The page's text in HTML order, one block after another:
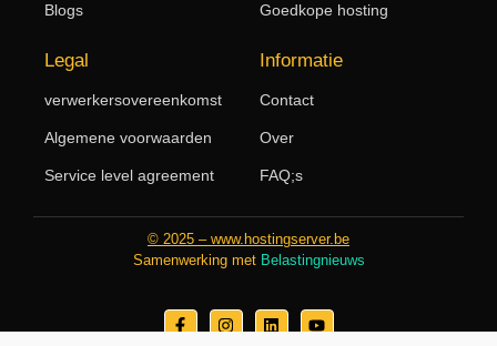
Blogs Goedkope hosting
Legal
verwerkersovereenkomst
Algemene voorwaarden
Service level agreement
Informatie
Contact
Over
FAQ;s
© 2025 – www.hostingserver.be
Samenwerking met Belastingnieuws